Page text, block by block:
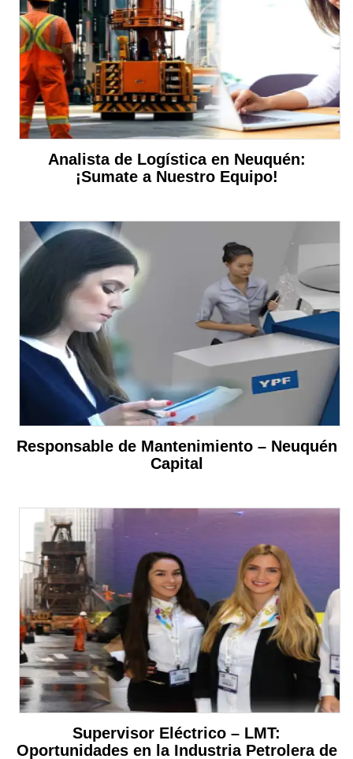
Analista de Logística en Neuquén:
¡Sumate a Nuestro Equipo!
Responsable de Mantenimiento – Neuquén
Capital
Supervisor Eléctrico – LMT:
Oportunidades en la Industria Petrolera de